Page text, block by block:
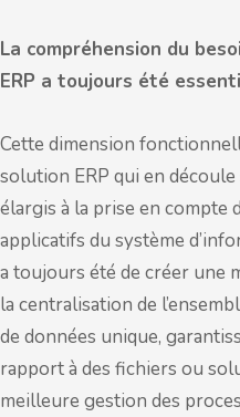
La compréhension du
ERP a toujours été
Cette dimension
solution ERP qui en
élargis à la prise en compte
applicatifs du système
a toujours été de créer une
la centralisation de
de données unique,
rapport à des fichiers ou
meilleure gestion des